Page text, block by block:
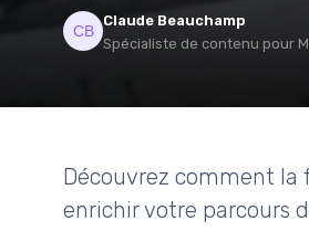
Claude Beauchamp
Spécialiste de contenu pour
Découvrez comment
enrichir votre parcours